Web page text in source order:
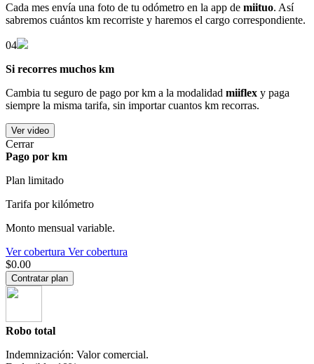
Cada mes envía una foto de tu odómetro en la app de miituo. Así
sabremos cuántos km recorriste y haremos el cargo correspondiente.
04
Si recorres muchos km
Cambia tu seguro de pago por km a la modalidad miiflex y paga
siempre la misma tarifa, sin importar cuantos km recorras.
Ver video
Cerrar
Pago por km
Plan limitado
Tarifa por kilómetro
Monto mensual variable.
Ver cobertura Ver cobertura
$0.00
Contratar plan
Robo total
Indemnización: Valor comercial.